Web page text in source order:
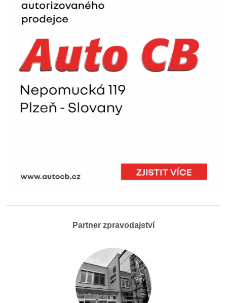
Partner zpravodajství